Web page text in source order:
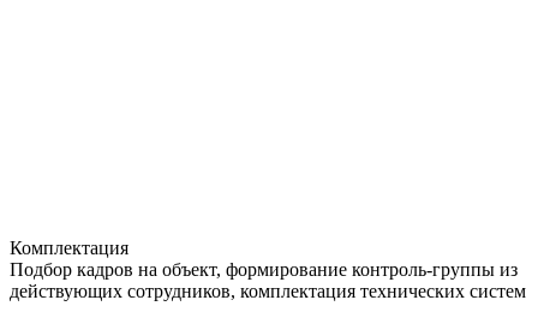
Комплектация
Подбор кадров на объект, формирование контроль-группы из
действующих сотрудников, комплектация технических систем